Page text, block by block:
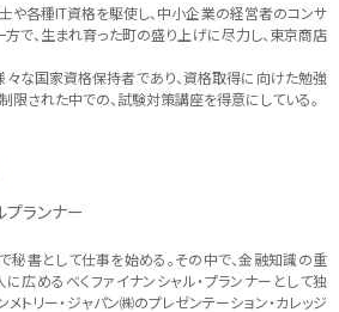
や各種IT資格を駆使し、中小企業の経営者のコンサ
方で、生まれ育った町の盛り上げに尽力し、東京商店
々な国家資格保持者であり、資格取得に向けた勉強
限された中での、試験対策講座を得意にしている。
プランナー
秘書として仕事を始める。その中で、金融知識の重
広めるべくファイナンシャル・プランナーとして独
トリー・ジャパン㈱のプレゼンテーション・カレッジ